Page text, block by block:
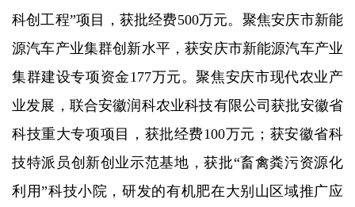
科创工程”项目，获批经费500万元。聚焦安庆市新能
源汽车产业集群创新水平，获安庆市新能源汽车产业
集群建设专项资金177万元。聚焦安庆市现代农业产
业发展，联合安徽润科农业科技有限公司获批安徽省
科技重大专项项目，获批经费100万元；获安徽省科
技特派员创新创业示范基地，获批“畜禽粪污资源化
利用”科技小院，研发的有机肥在大别山区域推广应